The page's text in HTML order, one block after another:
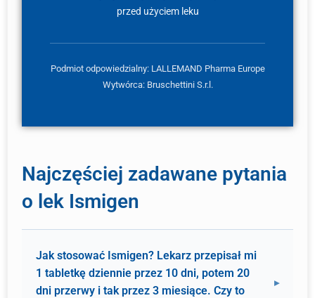
przed użyciem leku
Podmiot odpowiedzialny: LALLEMAND Pharma Europe
Wytwórca: Bruschettini S.r.l.
Najczęściej zadawane pytania
o lek Ismigen
Jak stosować Ismigen? Lekarz przepisał mi
1 tabletkę dziennie przez 10 dni, potem 20
dni przerwy i tak przez 3 miesiące. Czy to